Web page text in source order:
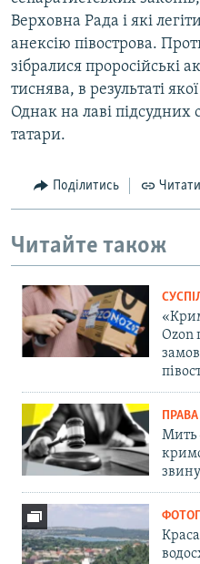
Верховна Рада і які
анексію півострова.
зібралися проросійські
тиснява, в результаті
Однак на лаві
татари.
Поділитись
Читайте також
Ozon
Мить